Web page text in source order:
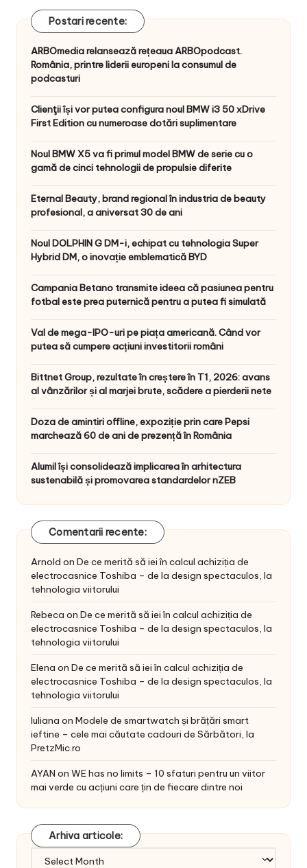
Postari recente:
ARBOmedia relansează rețeaua ARBOpodcast.
România, printre liderii europeni la consumul de
podcasturi
Clienţii își vor putea configura noul BMW i3 50 xDrive
First Edition cu numeroase dotări suplimentare
Noul BMW X5 va fi primul model BMW de serie cu o
gamă de cinci tehnologii de propulsie diferite
Eternal Beauty, brand regional în industria de beauty
profesional, a aniversat 30 de ani
Noul DOLPHIN G DM-i, echipat cu tehnologia Super
Hybrid DM, o inovație emblematică BYD
Campania Betano transmite ideea că pasiunea pentru
fotbal este prea puternică pentru a putea fi simulată
Val de mega-IPO-uri pe piața americană. Când vor
putea să cumpere acțiuni investitorii români
Bittnet Group, rezultate în creștere în T1, 2026: avans
al vânzărilor și al marjei brute, scădere a pierderii nete
Doza de amintiri offline, expoziție prin care Pepsi
marchează 60 de ani de prezență în România
Alumil își consolidează implicarea în arhitectura
sustenabilă și promovarea standardelor nZEB
Comentarii recente:
Arnold on De ce merită să iei în calcul achiziția de
electrocasnice Toshiba – de la design spectaculos, la
tehnologia viitorului
Rebeca on De ce merită să iei în calcul achiziția de
electrocasnice Toshiba – de la design spectaculos, la
tehnologia viitorului
Elena on De ce merită să iei în calcul achiziția de
electrocasnice Toshiba – de la design spectaculos, la
tehnologia viitorului
Iuliana on Modele de smartwatch și brățări smart
ieftine – cele mai căutate cadouri de Sărbători, la
PretzMic.ro
AYAN on WE has no limits – 10 sfaturi pentru un viitor
mai verde cu acțiuni care țin de fiecare dintre noi
Arhiva articole: